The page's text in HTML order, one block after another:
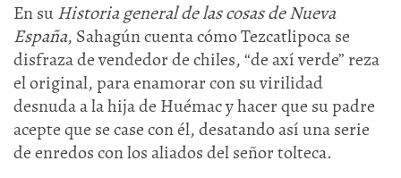
En suHistoria general de las cosas de Nueva
España, Sahagún cuenta cómo Tezcatlipoca se
disfraza de vendedor de chiles, “de axí verde” reza
el original, para enamorar con su virilidad
desnuda a la hija de Huémac y hacer que su padre
acepte que se case con él, desatando así una serie
de enredos con los aliados del señor tolteca.